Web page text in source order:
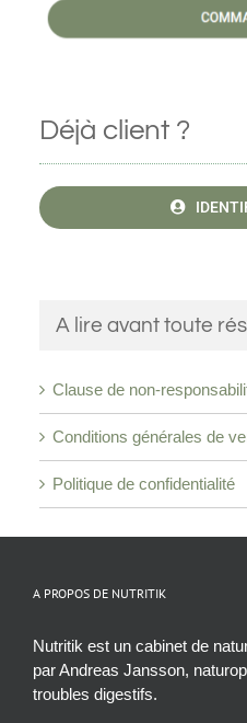
Déjà client ?
A lire avant toute
Clause de non-
Conditions générales de
Politique de confidentialité
A PROPOS DE NUTRITIK
Nutritik est un cabinet de
par Andreas Jansson,
troubles digestifs.